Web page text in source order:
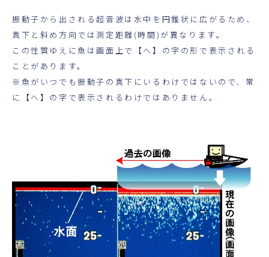
振動子から出される超音波は水中を円錐状に広がるため、
真下と斜め方向では測定距離(時間)が異なります。
この性質ゆえに魚は画面上で【へ】の字の形で表示される
ことがあります。
※魚がいつでも振動子の真下にいるわけではないので、常
に【へ】の字で表示されるわけではありません。